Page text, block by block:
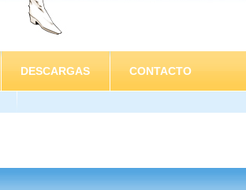
DESCARGAS CONTACTO